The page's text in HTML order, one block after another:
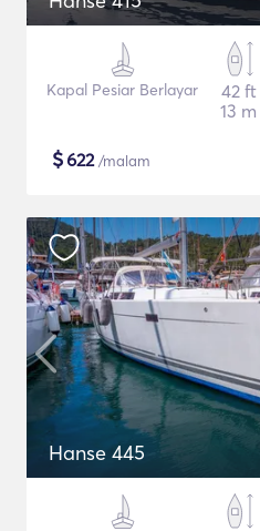
Kapal Pesiar Berlayar
42 ft
13 m
$622/malam
Hanse 445